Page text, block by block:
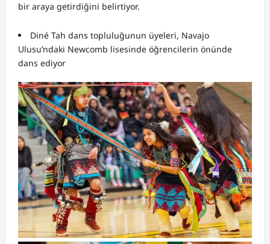
bir araya getirdiğini belirtiyor.
Diné Tah dans topluluğunun üyeleri, Navajo
Ulusu’ndaki Newcomb lisesinde öğrencilerin önünde
dans ediyor